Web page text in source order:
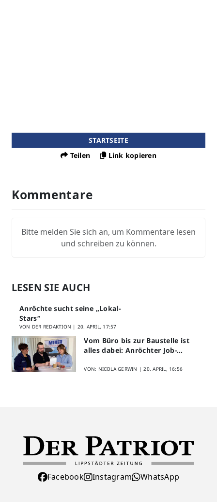
STARTSEITE
Teilen
Link kopieren
Kommentare
Bitte melden Sie sich an, um Kommentare lesen
und schreiben zu können.
LESEN SIE AUCH
Anröchte sucht seine „Lokal-
Stars“
VON DER REDAKTION | 20. APRIL, 17:57
Vom Büro bis zur Baustelle ist
alles dabei: Anröchter Job-
VON: NICOLA GERWIN |20. APRIL, 16:56
Facebook Instagram WhatsApp